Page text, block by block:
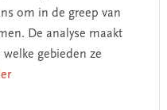
om in de greep van
De analyse maakt
gebieden ze